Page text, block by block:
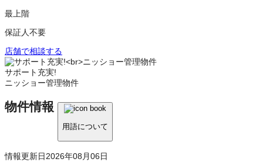
最上階
保証人不要
店舗で相談する
サポート充実!
ニッショー管理物件
物件情報
用語について
情報更新日2026年08月06日